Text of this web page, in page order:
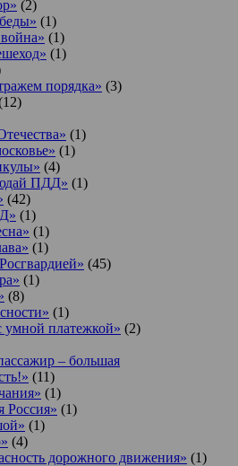
(2)
(1)
(1)
(1)
порядка» (3)
(1)
(1)
(4)
ПДД» (1)
(42)
(1)
(1)
(1)
(45)
(1)
(8)
(1)
умной платежкой» (2)
– большая
(11)
(1)
Россия» (1)
(1)
(4)
дорожного движения» (1)